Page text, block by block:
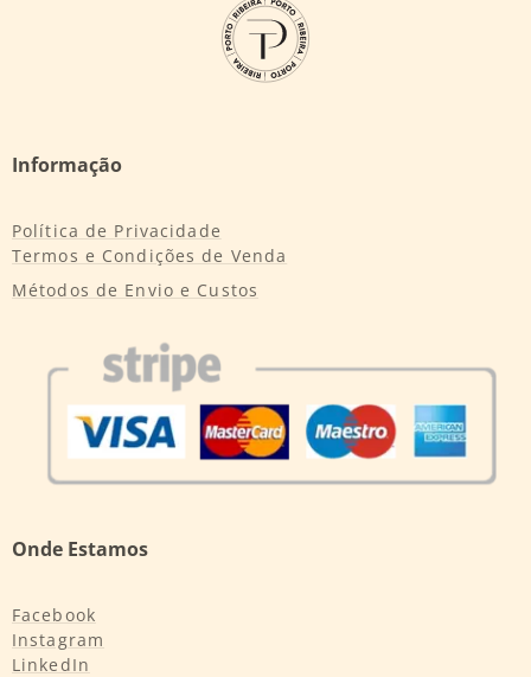
Informação
Política de Privacidade
Termos e Condições de Venda
Métodos de Envio e Custos
Onde Estamos
Facebook
Instagram
LinkedIn